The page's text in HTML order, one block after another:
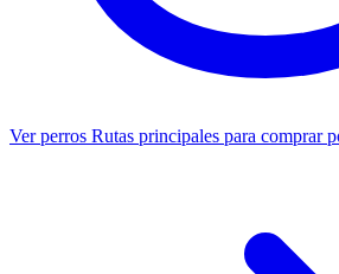
Ver perros Rutas principales para comprar